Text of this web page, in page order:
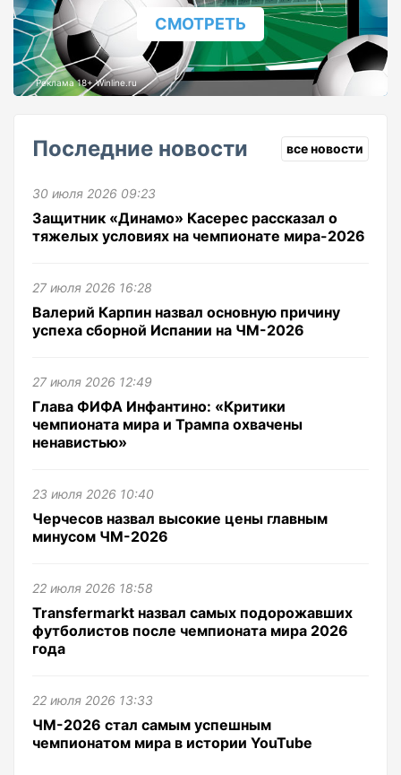
СМОТРЕТЬ
Реклама 18+ Winline.ru
Последние новости все новости
30 июля 2026 09:23
Защитник «Динамо» Касерес рассказал о
тяжелых условиях на чемпионате мира-2026
27 июля 2026 16:28
Валерий Карпин назвал основную причину
успеха сборной Испании на ЧМ-2026
27 июля 2026 12:49
Глава ФИФА Инфантино: «Критики
чемпионата мира и Трампа охвачены
ненавистью»
23 июля 2026 10:40
Черчесов назвал высокие цены главным
минусом ЧМ-2026
22 июля 2026 18:58
Transfermarkt назвал самых подорожавших
футболистов после чемпионата мира 2026
года
22 июля 2026 13:33
ЧМ-2026 стал самым успешным
чемпионатом мира в истории YouTube